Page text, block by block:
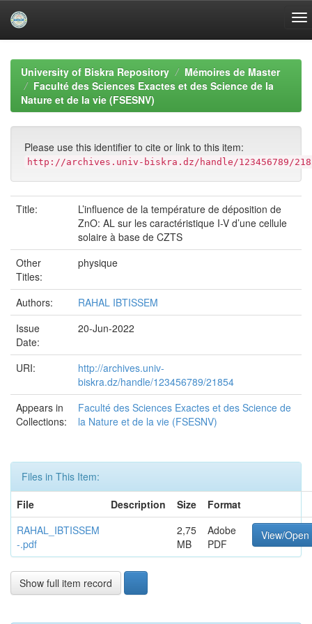
navigationUniversity of Biskra Repository
Mémoires de Master
Faculté des Sciences Exactes et des Science de la
Nature et de la vie (FSESNV)
Please use this identifier to cite or link to this item:
http://archives.univ-biskra.dz/handle/123456789/
Title:
L’influence de la température de déposition de
ZnO: AL sur les caractéristique I-V d’une cellule
solaire à base de CZTS
Other
Titles:
physique
Authors:
RAHAL IBTISSEM
Issue
Date:
20-Jun-2022
URI:
http://archives.univ-
biskra.dz/handle/123456789/21854
Appears in
Collections:
Faculté des Sciences Exactes et des Science de
la Nature et de la vie (FSESNV)
Files in This Item:
File
Description Size
Format
RAHAL_IBTISSEM
-.pdf
2,75
MB
Adobe
PDF
View/Open
Show full item record